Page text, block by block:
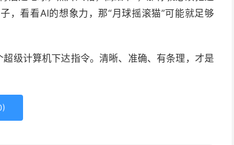
，看看AI的想象力，那“月球摇滚猫”可能就足够
级计算机下达指令。清晰、准确、有条理，才是
)